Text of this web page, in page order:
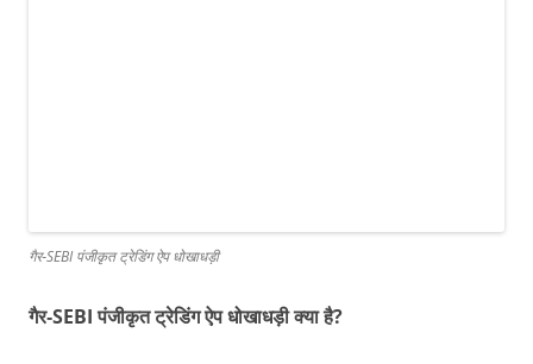
गैर‑SEBI पंजीकृत ट्रेडिंग ऐप धोखाधड़ी
गैर‑SEBI पंजीकृत ट्रेडिंग ऐप धोखाधड़ी क्या है?